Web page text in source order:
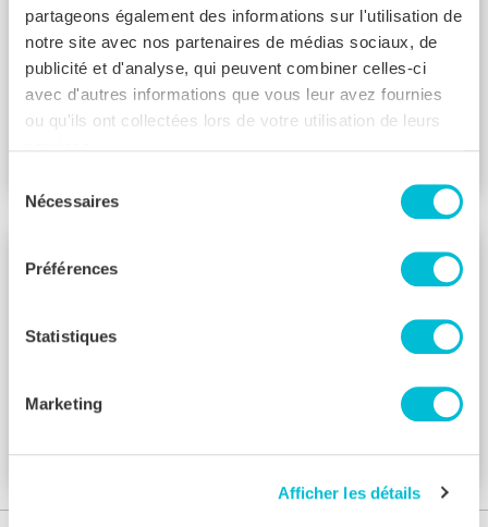
partageons également des informations sur l'utilisation de
notre site avec nos partenaires de médias sociaux, de
publicité et d'analyse, qui peuvent combiner celles-ci
avec d'autres informations que vous leur avez fournies
ou qu'ils ont collectées lors de votre utilisation de leurs
Nécessaires
Préférences
Statistiques
Marketing
Afficher les détails
Verrière d'angle avec soubassement